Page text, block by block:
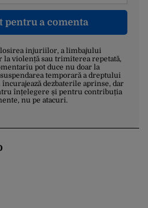
pentru a comenta
injuriilor, a limbajului
violență sau trimiterea repetată,
pot duce nu doar la
temporară a dreptului
dezbaterile aprinse, dar
înțelegere și pentru contribuția
nu pe atacuri.